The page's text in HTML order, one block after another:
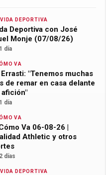
DEPORTIVA
Deportiva con José
Monje (07/08/26)
día
VA
"Tenemos muchas
de remar en casa delante
afición"
día
VA
Va 06-08-26 |
Athletic y otros
días
DEPORTIVA